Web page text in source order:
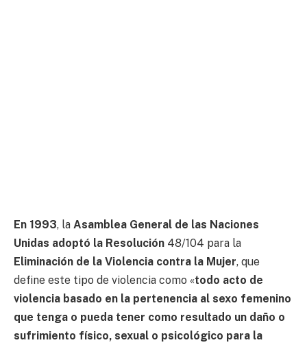
En 1993, la Asamblea General de las Naciones
Unidas adoptó la Resolución 48/104 para la
Eliminación de la Violencia contra la Mujer, que
define este tipo de violencia como «todo acto de
violencia basado en la pertenencia al sexo femenino
que tenga o pueda tener como resultado un daño o
sufrimiento físico, sexual o psicológico para la